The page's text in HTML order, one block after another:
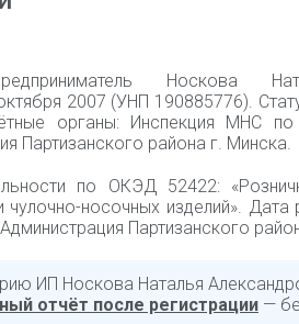
Носкова
2007 (УНП 190885776).
органы: Инспекция МНС по
Партизанского района г. Минска.
по ОКЭД 52422:
носочных изделий». Дата
Партизанского
ИП Носкова Наталья
отчёт после регистрации —